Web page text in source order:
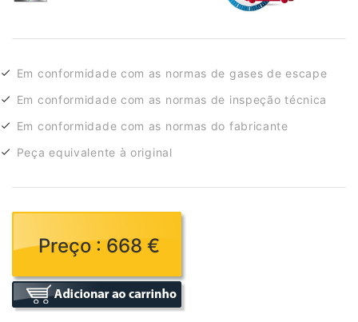
Em conformidade com as normas de gases de escape
Em conformidade com as normas de inspeção técnica
Em conformidade com as normas do fabricante
Peça equivalente à original
Preço : 668 €